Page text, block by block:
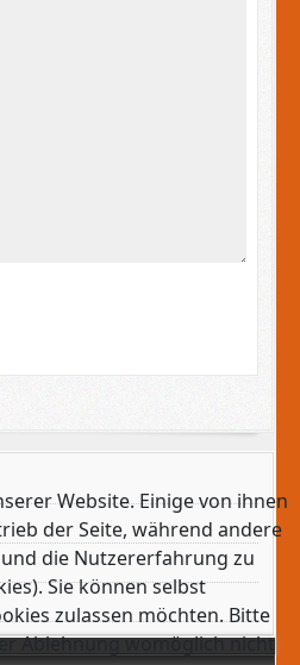
Website. Einige von ihnen
der Seite, während andere
die Nutzererfahrung zu
Sie können selbst
zulassen möchten. Bitte
Ablehnung womöglich nicht